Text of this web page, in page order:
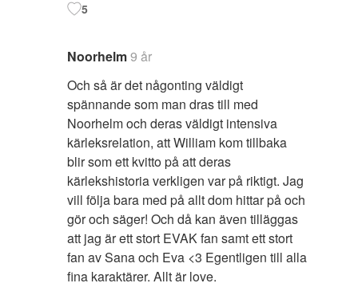
5
Noorhelm9 år
Och så är det någonting väldigt
spännande som man dras till med
Noorhelm och deras väldigt intensiva
kärleksrelation, att William kom tillbaka
blir som ett kvitto på att deras
kärlekshistoria verkligen var på riktigt. Jag
vill följa bara med på allt dom hittar på och
gör och säger! Och då kan även tilläggas
att jag är ett stort EVAK fan samt ett stort
fan av Sana och Eva <3 Egentligen till alla
fina karaktärer. Allt är love.